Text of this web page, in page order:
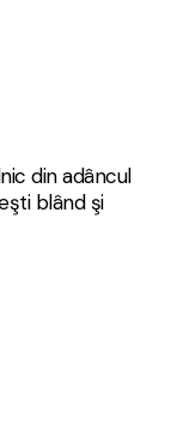
din adâncul
blând şi